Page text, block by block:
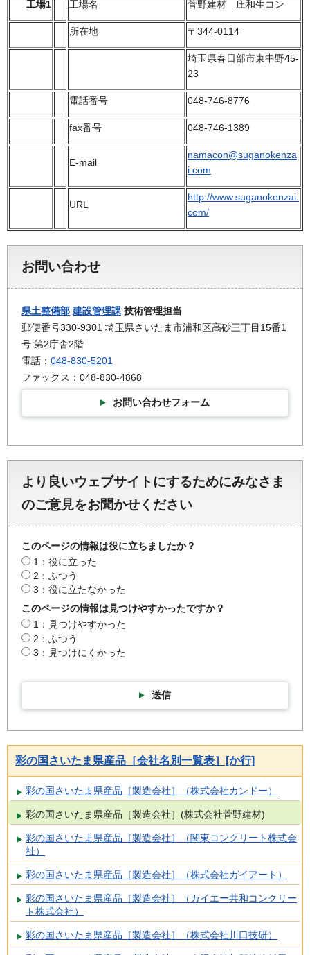
工場1 工場名 菅野建材 庄和生コン
所在地 〒344-0114
埼玉県春日部市東中野45-
23
電話番号 048-746-8776
fax番号 048-746-1389
E-mail
namacon@suganokenza
i.com
URL
http://www.suganokenzai.
com/
お問い合わせ
県土整備部 建設管理課 技術管理担当
郵便番号330-9301 埼玉県さいたま市浦和区高砂三丁目15番1
号 第2庁舎2階
電話： 048-830-5201
ファックス：048-830-4868
お問い合わせフォーム
より良いウェブサイトにするためにみなさま
のご意見をお聞かせください
このページの情報は役に立ちましたか？
1：役に立った
2：ふつう
3：役に立たなかった
このページの情報は見つけやすかったですか？
1：見つけやすかった
2：ふつう
3：見つけにくかった
送信
彩の国さいたま県産品［会社名別一覧表］[か行]
彩の国さいたま県産品［製造会社］（株式会社カンドー）
彩の国さいたま県産品［製造会社］(株式会社菅野建材)
彩の国さいたま県産品［製造会社］（関東コンクリート株式会
社）
彩の国さいたま県産品［製造会社］（株式会社ガイアート）
彩の国さいたま県産品［製造会社］（カイエー共和コンクリー
ト株式会社）
彩の国さいたま県産品［製造会社］（株式会社川口技研）